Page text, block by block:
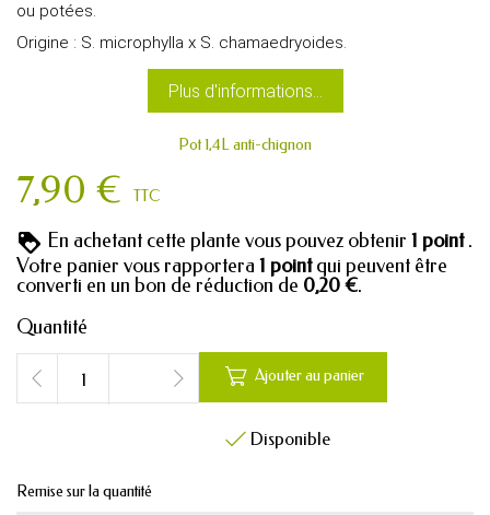
ou potées.
Origine : S. microphylla x S. chamaedryoides.
Plus d'informations...
Pot 1,4L anti-chignon
7,90 € TTC
En achetant cette plante vous pouvez obtenir 1 point .
Votre panier vous rapportera 1 pointqui peuvent être
converti en un bon de réduction de 0,20 €.
Quantité
 Ajouter au panier
 Disponible
Remise sur la quantité